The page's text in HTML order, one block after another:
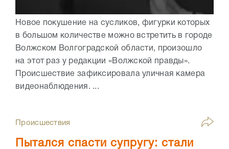
Новое покушение на сусликов, фигурки которых
в большом количестве можно встретить в городе
Волжском Волгоградской области, произошло
на этот раз у редакции «Волжской правды».
Происшествие зафиксировала уличная камера
видеонаблюдения. ...
Происшествия
Пытался спасти супругу: стали